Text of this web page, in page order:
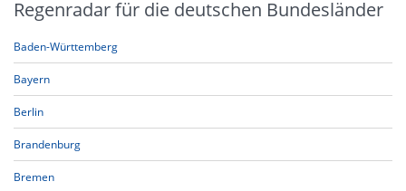
Regenradar für die deutschen Bundesländer
Baden-Württemberg
Bayern
Berlin
Brandenburg
Bremen